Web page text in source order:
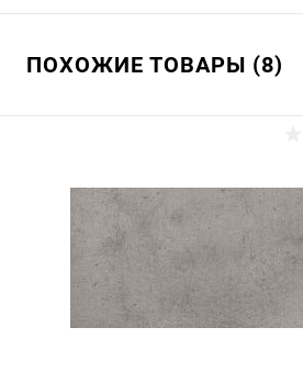
ПОХОЖИЕ ТОВАРЫ (8)